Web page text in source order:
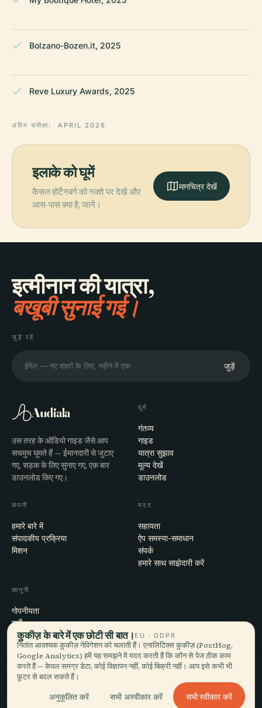
Bolzano-Bozen.it, 2025
Reve Luxury Awards, 2025
अंतिम समीक्षा: APRIL 2026
इलाके को घूमें
कैसल होर्टेनबर्ग को नक्शे पर देखें और
आस-पास क्या है, जानें।
मानचित्र देखें
इत्मीनान की यात्रा,
बखूबी सुनाई गई।
जुड़े रहें
जुड़ें
Audiala
उस तरह के ऑडियो गाइड जैसे आप
सचमुच घूमते हैं — ईमानदारी से जुटाए
गए, सड़क के लिए सुनाए गए, एक बार
डाउनलोड किए गए।
घूमें
गंतव्य
गाइड
यात्रा सुझाव
मूल्य देखें
डाउनलोड
कंपनी
हमारे बारे में
संपादकीय प्रक्रिया
मिशन
मदद
सहायता
ऐप समस्या-समाधान
संपर्क
हमारे साथ साझेदारी करें
कानूनी
गोपनीयता
शर्तें
कुकी सेटिंग्स
खाता हटाएँ
© 2026 Audiala · मोर्ज, स्विट्ज़रलैंड में बना, सफ़र पर और बादलों में
iOS · Android · Web
EN · FR · DE · ES · IT · PT · JA · ZH · HI · RU · CS · AR
कुकीज़ के बारे में एक छोटी सी बात। EU · GDPR
नितांत आवश्यक कुकीज़ नेविगेशन को चलाती हैं। एनालिटिक्स कुकीज़ (PostHog,
Google Analytics) हमें यह समझने में मदद करती हैं कि कौन से पेज ठीक काम
करते हैं — केवल समग्र डेटा, कोई विज्ञापन नहीं, कोई बिक्री नहीं। आप इसे कभी भी
फ़ुटर से बदल सकते हैं।
अनुकूलित करें सभी अस्वीकार करें सभी स्वीकार करें